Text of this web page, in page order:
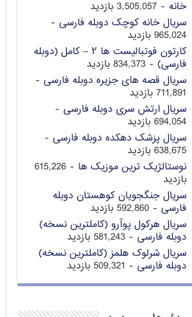
خانه - 3,505,057 بازدید
سریال خانه کوچک دوبله فارسی -
965,024 بازدید
کارتون فوتبالیست ها ۲ – کامل (دوبله
فارسی) - 834,373 بازدید
سریال قصه های جزیره دوبله فارسی -
711,891 بازدید
سریال ارتش سری دوبله فارسی -
694,054 بازدید
سریال پزشک دهکده دوبله فارسی -
638,675 بازدید
نوستالژیک ترین موزیک ها
- 615,226
بازدید
سریال جنگجویان کوهستان دوبله
فارسی - 592,860 بازدید
سریال هرکول پوآرو (کاملترین نسخه)
دوبله فارسی - 581,243 بازدید
سریال شرلوک هلمز (کاملترین نسخه)
دوبله فارسی - 509,321 بازدید